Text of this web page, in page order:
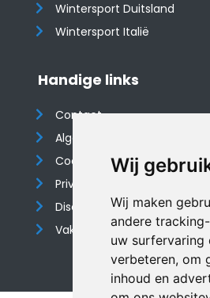
Wij
Wij maken
andere
uw surfervaring
verbeteren, om
inhoud en
Wintersport Duitsland
Wintersport Italië
Handige links
Contact
Algemene voorwaarden
Cookieverklaring
Privacyverklaring
Disclaimer
Vakantiehuis website